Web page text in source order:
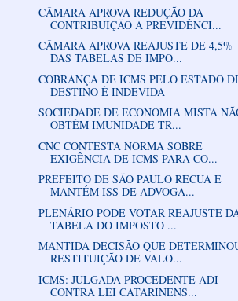
CÂMARA APROVA REDUÇÃO DA
CONTRIBUIÇÃO À PREVIDÊNCI...
CÂMARA APROVA REAJUSTE DE 4,5%
DAS TABELAS DE IMPO...
COBRANÇA DE ICMS PELO ESTADO
DESTINO É INDEVIDA
SOCIEDADE DE ECONOMIA MISTA
OBTÉM IMUNIDADE TR...
CNC CONTESTA NORMA SOBRE
EXIGÊNCIA DE ICMS PARA CO...
PREFEITO DE SÃO PAULO RECUA E
MANTÉM ISS DE ADVOGA...
PLENÁRIO PODE VOTAR REAJUSTE
TABELA DO IMPOSTO ...
MANTIDA DECISÃO QUE
RESTITUIÇÃO DE VALO...
ICMS: JULGADA PROCEDENTE ADI
CONTRA LEI CATARINENS...